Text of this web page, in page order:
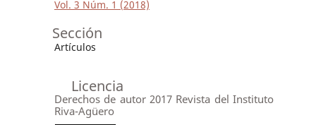
Vol. 3 Núm. 1 (2018)
Sección
Artículos
Licencia
Derechos de autor 2017 Revista del Instituto
Riva-Agüero